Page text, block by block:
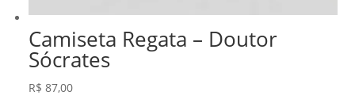
Camiseta Regata – Doutor
Sócrates
R$ 87,00